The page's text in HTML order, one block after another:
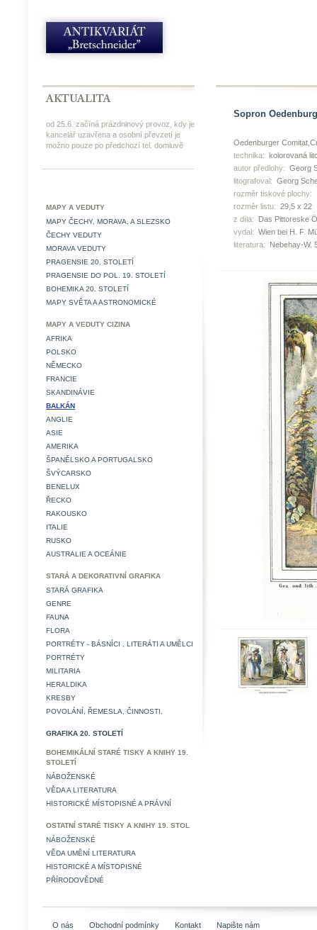
od 25.6. začíná prázdninový provoz, kdy je
kancelář uzavřena a osobní převzetí je
možno pouze po předchozí tel. domluvě
MAPY A VEDUTY
MAPY ČECHY, MORAVA, A SLEZSKO
ČECHY VEDUTY
MORAVA VEDUTY
PRAGENSIE 20. STOLETÍ
PRAGENSIE DO POL. 19. STOLETÍ
BOHEMIKA 20. STOLETÍ
MAPY SVĚTA A ASTRONOMICKÉ
MAPY A VEDUTY CIZINA
AFRIKA
POLSKO
NĚMECKO
FRANCIE
SKANDINÁVIE
BALKÁN
ANGLIE
ASIE
AMERIKA
ŠPANĚLSKO A PORTUGALSKO
ŠVÝCARSKO
BENELUX
ŘECKO
RAKOUSKO
ITALIE
RUSKO
AUSTRALIE A OCEÁNIE
STARÁ A DEKORATIVNÍ GRAFIKA
STARÁ GRAFIKA
GENRE
FAUNA
FLORA
PORTRÉTY - BÁSNÍCI , LITERÁTI A UMĚLCI
PORTRÉTY
MILITARIA
HERALDIKA
KRESBY
POVOLÁNÍ, ŘEMESLA, ČINNOSTI.
GRAFIKA 20. STOLETÍ
BOHEMIKÁLNÍ STARÉ TISKY A KNIHY 19.
STOLETÍ
NÁBOŽENSKÉ
VĚDA A LITERATURA
HISTORICKÉ MÍSTOPISNÉ A PRÁVNÍ
OSTATNÍ STARÉ TISKY A KNIHY 19. STOL
NÁBOŽENSKÉ
VĚDA UMĚNÍ LITERATURA
HISTORICKÉ A MÍSTOPISNÉ
PŘÍRODOVĚDNÉ
Sopron
Oedenburger
technika: kolorovaná
autor předlohy: Georg
litografoval: Georg
rozměr tiskové plochy:
rozměr listu: 29,5 x 22
z díla:
Das Pittoreske
vydal: Wien bei H. F.
literatura:
Nebehay-W.
O nás Obchodní podmínky Kontakt Napište nám